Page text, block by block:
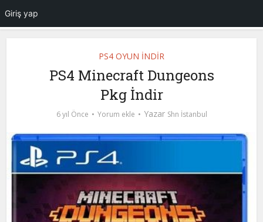
PS4 OYUN İNDİR
PS4 Minecraft Dungeons
Pkg İndir
6 yıl Önce Yorum ekle Yazar Shn İstanbul
Giriş yap